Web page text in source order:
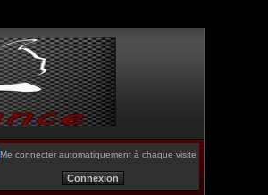
Me connecter automatiquement à chaque visite